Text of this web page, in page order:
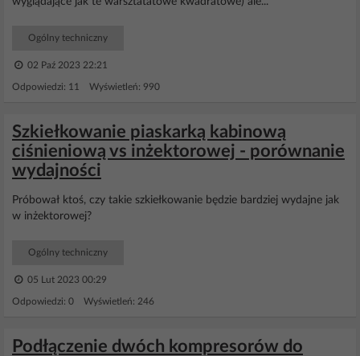
Ogólny techniczny
02 Paź 2023 22:21
Odpowiedzi: 11 Wyświetleń: 990
Szkiełkowanie piaskarką kabinową
ciśnieniową vs inżektorowej - porównanie
wydajności
Próbował ktoś, czy takie szkiełkowanie będzie bardziej wydajne jak
w inżektorowej?
Ogólny techniczny
05 Lut 2023 00:29
Odpowiedzi: 0 Wyświetleń: 246
Podłączenie dwóch kompresorów do